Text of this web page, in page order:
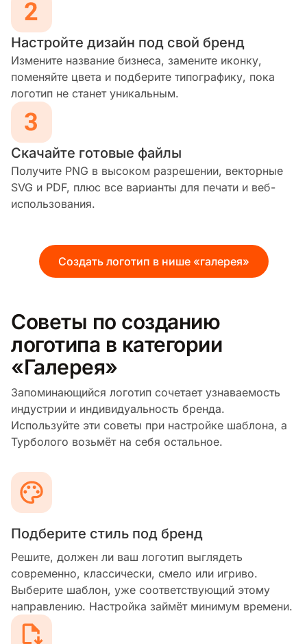
Настройте дизайн под свой бренд
Измените название бизнеса, замените иконку,
поменяйте цвета и подберите типографику, пока
логотип не станет уникальным.
Скачайте готовые файлы
Получите PNG в высоком разрешении, векторные
SVG и PDF, плюс все варианты для печати и веб-
использования.
Создать логотип в нише «галерея»
Советы по созданию
логотипа в категории
«Галерея»
Запоминающийся логотип сочетает узнаваемость
индустрии и индивидуальность бренда.
Используйте эти советы при настройке шаблона, а
Турболого возьмёт на себя остальное.
Подберите стиль под бренд
Решите, должен ли ваш логотип выглядеть
современно, классически, смело или игриво.
Выберите шаблон, уже соответствующий этому
направлению. Настройка займёт минимум времени.